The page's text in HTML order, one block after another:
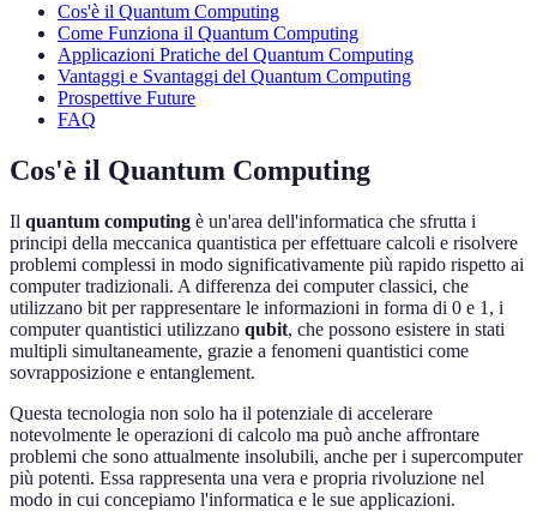
Cos'è il Quantum Computing
Come Funziona il Quantum Computing
Applicazioni Pratiche del Quantum Computing
Vantaggi e Svantaggi del Quantum Computing
Prospettive Future
FAQ
Cos'è il Quantum Computing
Il quantum computing è un'area dell'informatica che sfrutta i
principi della meccanica quantistica per effettuare calcoli e risolvere
problemi complessi in modo significativamente più rapido rispetto ai
computer tradizionali. A differenza dei computer classici, che
utilizzano bit per rappresentare le informazioni in forma di 0 e 1, i
computer quantistici utilizzano qubit, che possono esistere in stati
multipli simultaneamente, grazie a fenomeni quantistici come
sovrapposizione e entanglement.
Questa tecnologia non solo ha il potenziale di accelerare
notevolmente le operazioni di calcolo ma può anche affrontare
problemi che sono attualmente insolubili, anche per i supercomputer
più potenti. Essa rappresenta una vera e propria rivoluzione nel
modo in cui concepiamo l'informatica e le sue applicazioni.